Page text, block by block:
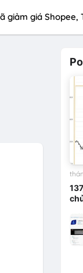
giảm giá Shopee,